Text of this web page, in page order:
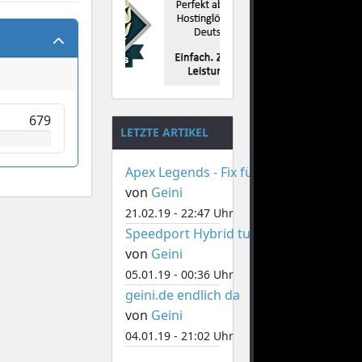
679
LETZTE ARTIKEL
Apex Legends - Fix für Memory Fehler
von Geini
21.02.19 - 22:47 Uhr
Speedport Hybrid tuning
von Geini
05.01.19 - 00:36 Uhr
geini.de endlich da
von Geini
04.01.19 - 21:02 Uhr